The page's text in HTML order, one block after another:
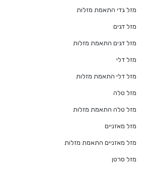
מזל גדי התאמת מזלות
מזל דגים
מזל דגים התאמת מזלות
מזל דלי
מזל דלי התאמת מזלות
מזל טלה
מזל טלה התאמת מזלות
מזל מאזניים
מזל מאזניים התאמת מזלות
מזל סרטן